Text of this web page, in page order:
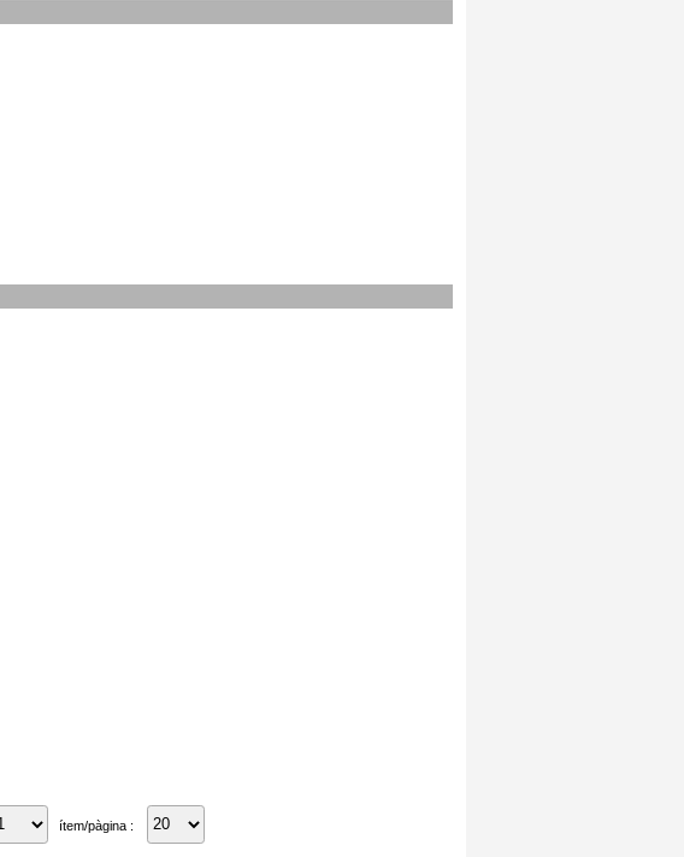
ítem/pàgina :